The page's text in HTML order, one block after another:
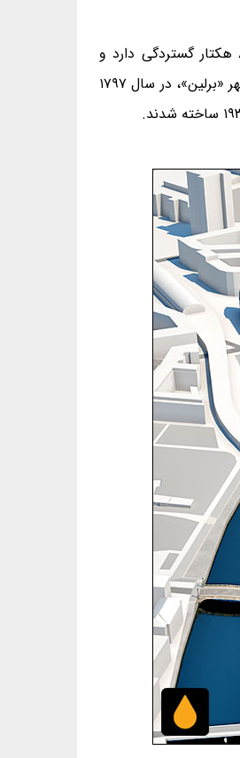
«جزیره‌ی موزه» که «نگارخانه‌ی ملی آلته» بخشی از آن است، از ارزشمندترین و برجسته‌ترین موزه‌های قاره‌ی اروپا به‌شمار می‌رود. این جزیره ۸/۶ هکتار گستردگی دارد و
»، «نگارخانه‌ی ملی آلته» و «انجمن هومبولت» است. ایده‌ی ساخت موزه در این بخش از شهر «برلین»، در سال ۱۷۹۷